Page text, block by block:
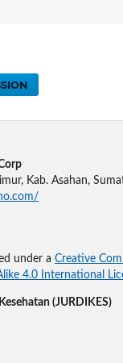
Kab. Asahan,
under a Creative
4.0 International
(JURDIKES)